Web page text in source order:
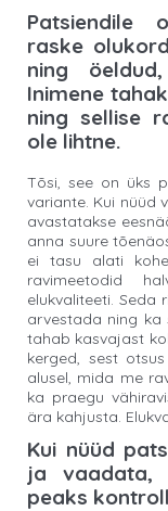
Patsiendile
raske
ning
Inimene
ning sellise
ole lihtne.
Tõsi, see on üks
variante. Kui nüüd
avastatakse
anna suure
ei tasu alati
ravimeetodid
elukvaliteeti. Seda
arvestada ning ka
tahab kasvajast
kerged, sest
alusel, mida me
ka praegu
ära kahjusta.
Kui nüüd
ja vaadata,
peaks